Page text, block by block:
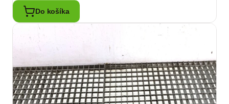
Do košíka